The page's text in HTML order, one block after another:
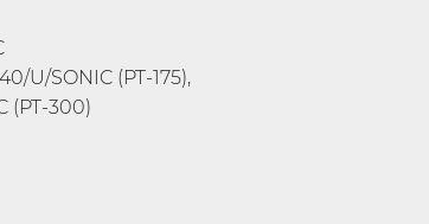
U/SONIC (PT-175),
(PT-300)